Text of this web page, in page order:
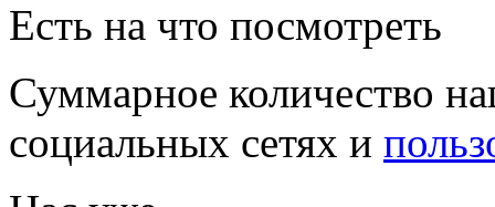
Есть на что посмотреть
Суммарное количество
социальных сетях и